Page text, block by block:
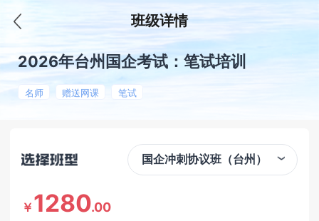
班级详情
2026年台州国企考试：笔试培训
名师 赠送网课 笔试
国企冲刺协议班（台州）
￥ 1280.00